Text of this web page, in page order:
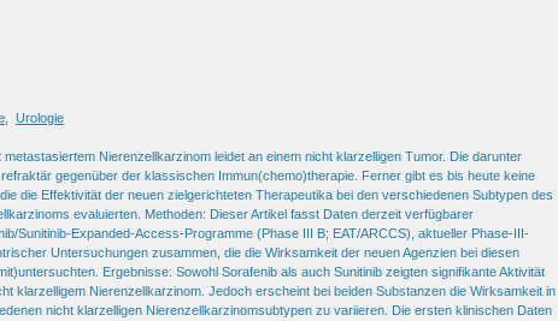
Urologie
Nierenzellkarzinom leidet an einem nicht klarzelligen Tumor. Die darunter
gegenüber der klassischen Immun(chemo)therapie. Ferner gibt es bis heute keine
die Effektivität der neuen zielgerichteten Therapeutika bei den verschiedenen Subtypen des
evaluierten. Methoden: Dieser Artikel fasst Daten derzeit verfügbarer
Sunitinib-Expanded-Access-Programme (Phase III B; EAT/ARCCS), aktueller Phase-III-
Untersuchungen zusammen, die die Wirksamkeit der neuen Agenzien bei diesen
Ergebnisse: Sowohl Sorafenib als auch Sunitinib zeigten signifikante Aktivität
klarzelligem Nierenzellkarzinom. Jedoch erscheint bei beiden Substanzen die Wirksamkeit in
nicht klarzelligen Nierenzellkarzinomsubtypen zu variieren. Die ersten klinischen Daten